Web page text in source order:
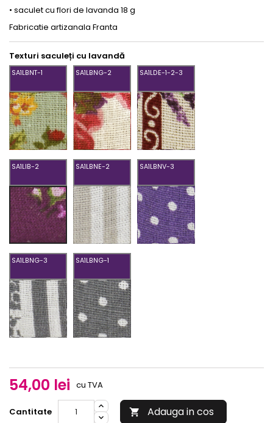
• saculet cu flori de lavanda 18 g
Fabricatie artizanala Franta
Texturi saculeți cu lavandă
SA1LBNT-1
SA1LBNT-
1
SA1LBNG-2
SA1LBNG-
2
SA1LDE-1-2-3
SA1LDE-
1-
2-
3
SA1LIB-2
SA1LIB-
2
SA1LBNE-2
SA1LBNE-
2
SA1LBNV-3
SA1LBNV-
3
SA1LBNG-3
SA1LBNG-
3
SA1LBNG-1
SA1LBNG-
1
54,00 lei cu TVA
Cantitate  Adauga in cos